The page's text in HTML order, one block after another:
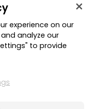
de région
experience on our
analyze our
to provide